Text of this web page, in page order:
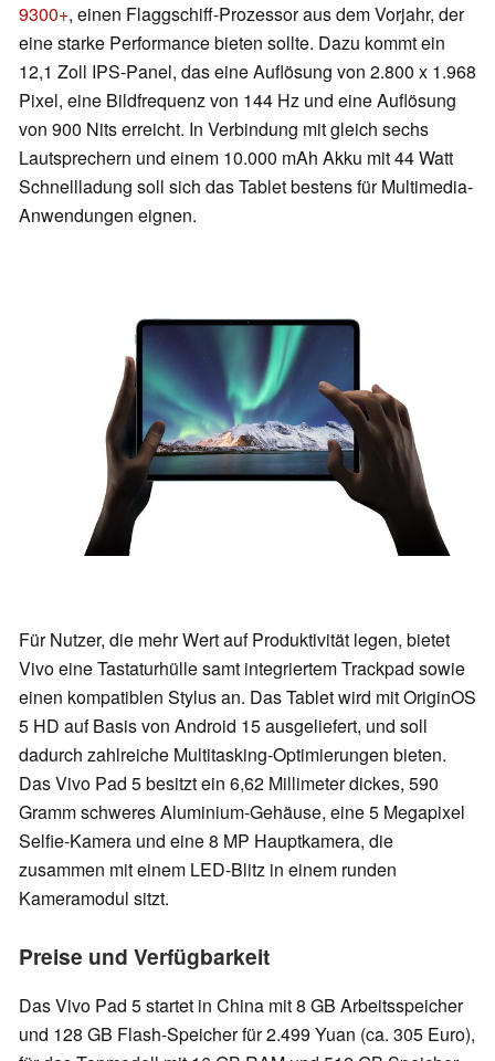
9300+, einen Flaggschiff-Prozessor aus dem Vorjahr, der
eine starke Performance bieten sollte. Dazu kommt ein
12,1 Zoll IPS-Panel, das eine Auflösung von 2.800 x 1.968
Pixel, eine Bildfrequenz von 144 Hz und eine Auflösung
von 900 Nits erreicht. In Verbindung mit gleich sechs
Lautsprechern und einem 10.000 mAh Akku mit 44 Watt
Schnellladung soll sich das Tablet bestens für Multimedia-
Anwendungen eignen.
Für Nutzer, die mehr Wert auf Produktivität legen, bietet
Vivo eine Tastaturhülle samt integriertem Trackpad sowie
einen kompatiblen Stylus an. Das Tablet wird mit OriginOS
5 HD auf Basis von Android 15 ausgeliefert, und soll
dadurch zahlreiche Multitasking-Optimierungen bieten.
Das Vivo Pad 5 besitzt ein 6,62 Millimeter dickes, 590
Gramm schweres Aluminium-Gehäuse, eine 5 Megapixel
Selfie-Kamera und eine 8 MP Hauptkamera, die
zusammen mit einem LED-Blitz in einem runden
Kameramodul sitzt.
Preise und Verfügbarkeit
Das Vivo Pad 5 startet in China mit 8 GB Arbeitsspeicher
und 128 GB Flash-Speicher für 2.499 Yuan (ca. 305 Euro),